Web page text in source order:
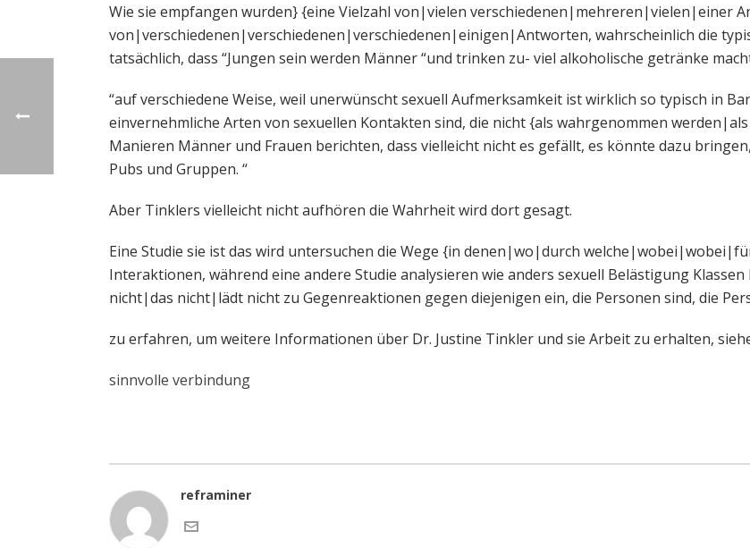
Wie sie empfangen wurden} {eine Vielzahl von|vielen verschiedenen|mehreren|vielen|einer
von|verschiedenen|verschiedenen|verschiedenen|einigen|Antworten, wahrscheinlich die
tatsächlich, dass “Jungen sein werden Männer “und trinken zu- viel alkoholische getränke
“auf verschiedene Weise, weil unerwünscht sexuell Aufmerksamkeit ist wirklich so typisch in
einvernehmliche Arten von sexuellen Kontakten sind, die nicht {als wahrgenommen
Manieren Männer und Frauen berichten, dass vielleicht nicht es gefällt, es könnte dazu
Pubs und Gruppen. “
Aber Tinklers vielleicht nicht aufhören die Wahrheit wird dort gesagt.
Eine Studie sie ist das wird untersuchen die Wege {in denen|wo|durch
Interaktionen, während eine andere Studie analysieren wie anders sexuell Belästigung
nicht|das nicht|lädt nicht zu Gegenreaktionen gegen diejenigen ein, die Personen sind, die
zu erfahren, um weitere Informationen über Dr. Justine Tinkler und sie Arbeit zu erhalten,
sinnvolle verbindung
reframiner